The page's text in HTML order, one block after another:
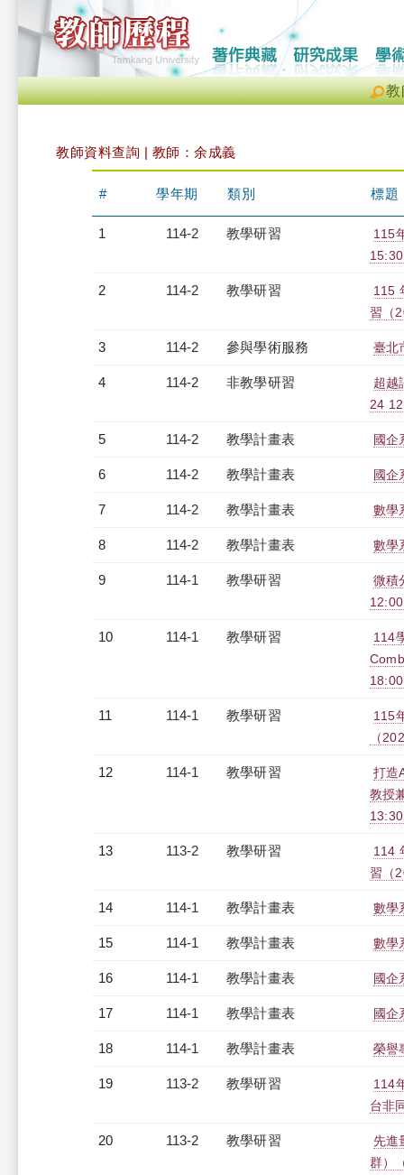
教
教師資料查詢 | 教師：余成義
# 學年期 類別 標題
1 114-2 教學研習
115
2 114-2 教學研習
115
習（
3 114-2 參與學術服務 臺北
4 114-2 非教學研習
超越
24
5 114-2 教學計畫表 國企
6 114-2 教學計畫表 國企
7 114-2 教學計畫表 數學
8 114-2 教學計畫表 數學
9 114-1 教學研習
微積
10 114-1 教學研習
114
11 114-1 教學研習
115
（
12 114-1 教學研習
打造
教授
13 113-2 教學研習
114
習（
14 114-1 教學計畫表 數學
15 114-1 教學計畫表 數學
16 114-1 教學計畫表 國企
17 114-1 教學計畫表 國企
18 114-1 教學計畫表 榮譽
19 113-2 教學研習
114
台非
20 113-2 教學研習
先進
群）